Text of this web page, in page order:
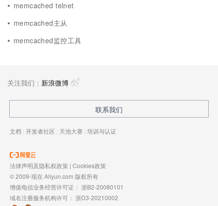
memcached telnet
memcached主从
memcached监控工具
关注我们： 新浪微博
联系我们
文档 | 开发者社区 | 天池大赛 | 培训与认证
法律声明及隐私权政策 | Cookies政策
© 2009-现在 Aliyun.com 版权所有
增值电信业务经营许可证： 浙B2-20080101
域名注册服务机构许可： 浙D3-20210002